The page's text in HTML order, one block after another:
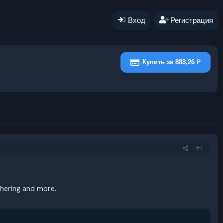
Вход Регистрация
Купить за 888,26 ₽
#1
and more.